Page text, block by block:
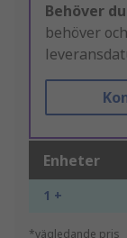
Behöver
behöver
Enheter
1 +
*vägledande pris